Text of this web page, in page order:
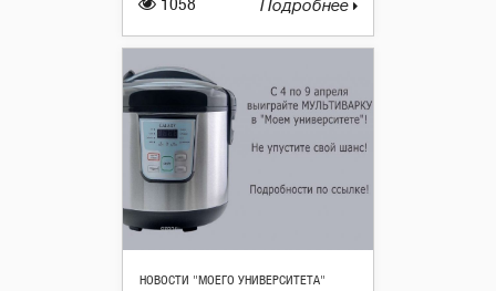
1058 Подробнее
НОВОСТИ "МОЕГО УНИВЕРСИТЕТА"